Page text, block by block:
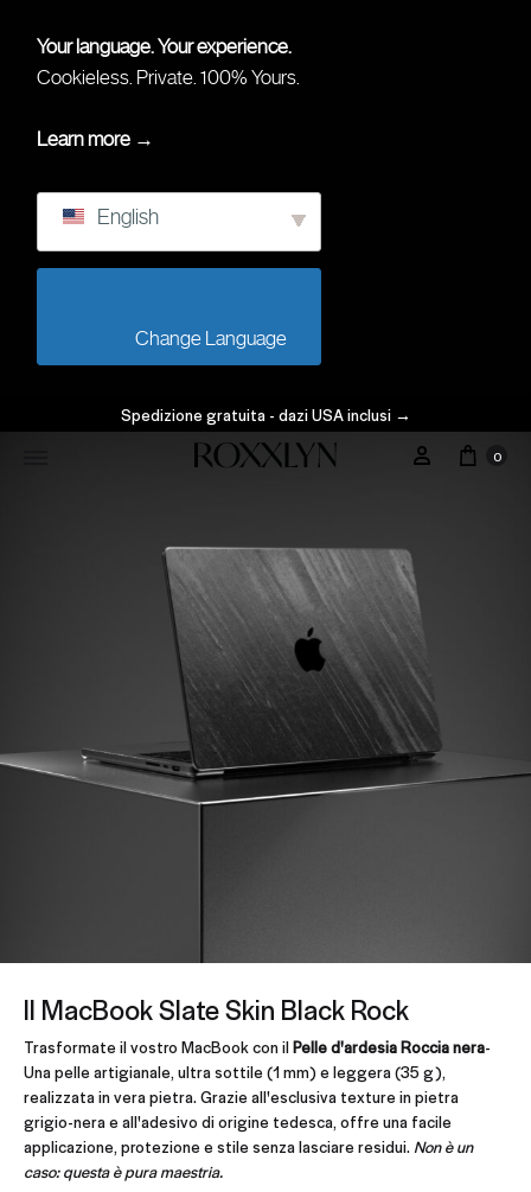
Your language. Your experience.
Cookieless. Private. 100% Yours.
Learn more →
English
Spedizione gratuita - dazi USA inclusi →
0
Il MacBook Slate Skin Black Rock
Trasformate il vostro MacBook con ilPelle d'ardesia Roccia nera-
Una pelle artigianale, ultra sottile (1 mm) e leggera (35 g),
realizzata in vera pietra. Grazie all'esclusiva texture in pietra
grigio-nera e all'adesivo di origine tedesca, offre una facile
applicazione, protezione e stile senza lasciare residui.Non è un
caso: questa è pura maestria.